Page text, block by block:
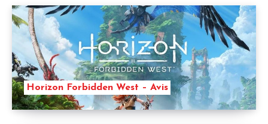
Horizon Forbidden West – Avis